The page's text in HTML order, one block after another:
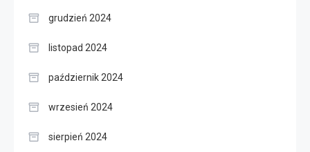
grudzień 2024
listopad 2024
październik 2024
wrzesień 2024
sierpień 2024